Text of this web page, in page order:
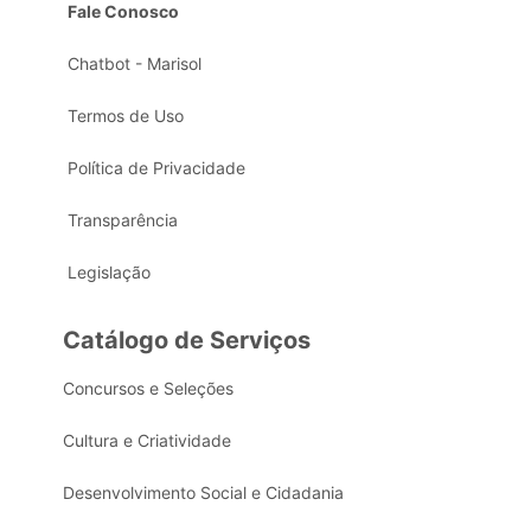
Fale Conosco
Chatbot - Marisol
Termos de Uso
Política de Privacidade
Transparência
Legislação
Catálogo de Serviços
Concursos e Seleções
Cultura e Criatividade
Desenvolvimento Social e Cidadania